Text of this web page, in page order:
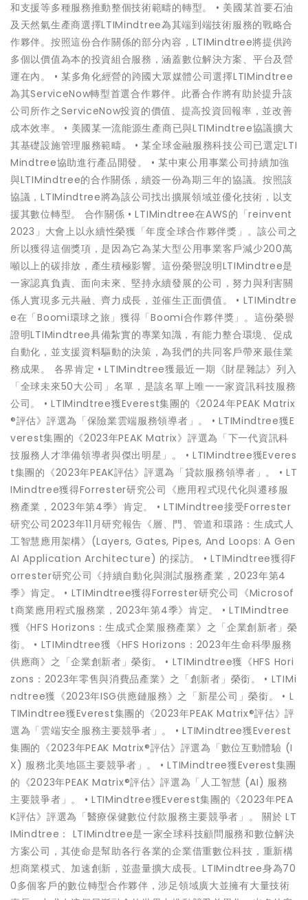
和支援等多種服務推動整個技術範疇的轉型。 • 美國某首要石油
及天然氣生產商選擇LTIMindtree為其端到端技術服務的戰略合
作夥伴。按照這份合作關係的部分內容，LTIMindtree將提供跨
多個以價值為本的投資組合服務，涵蓋數位解決方案、平台及營
運在內。 • 某多角化經營的跨國大眾媒體公司選擇LTIMindtree
為其ServiceNow轉型首選合作夥伴。此番合作將有助於提升該
公司所作之ServiceNow投資的價值、提高投資回報率，並改善
成本效率。 • 美國某一流能源生產商已與LTIMindtree協議擴大
其基礎設施管理服務範疇。 • 某全球金融服務科技公司已選定LTI
Mindtree協助進行產品開發。 • 某中東公用事業公司持續加強
與LTIMindtree的合作關係，續簽一份為期三年的協議。按照該
協議，LTIMindtree將為該公司找出擴展領域並優化技術，以支
援其數位轉型。 合作關係 • LTIMindtree在AWS的「reinvent
2023」大會上以永續性榮獲「年度全球合作夥伴獎」。該公司之
所以獲得這個獎項，是因為它為某大型公用事業客戶減少200萬
噸以上的碳排放，產生積極影響。這份榮譽說明LTIMindtree是
一家認真負責、面向未來、堅持永續發展的公司，努力與利害關
係人實現多元共融、齊力成長，並催生正面價值。 • LTIMindtre
e在「Boomi環球之旅」獲得「Boomi合作夥伴獎」。這份榮譽
證明LTIMindtree具備紮實的專業知識，有能力整合環境、促成
自動化，並支援資料驅動的決策，為我們的共同客戶帶來最佳業
務成果。 各界肯定 • LTIMindtree獲最近一期《財星雜誌》列入
「全球未來50大公司」名單，是該名單上唯一一家資訊科技服務
公司。 • LTIMindtree獲Everest集團的《2024年PEAK Matrix
®評估》評選為「保險業雲端服務領導者」。 • LTIMindtree獲E
verest集團的《2023年PEAK Matrix》評選為「下一代資訊科
技服務人才準備領導者與傑出明星」。 • LTIMindtree獲Everes
t集團的《2023年PEAK評估》評選為「貸款服務領導者」。 • LT
IMindtree獲得Forrester研究公司《應用程式現代化與遷移服
務產業，2023年第4季》肯定。 • LTIMindtree接受Forrester
研究公司2023年11月研究報告《層、門、管道和環路：生成式人
工智慧應用架構》(Layers, Gates, Pipes, And Loops: A Gen
AI Application Architecture) 的採訪。 • LTIMindtree獲得F
orrester研究公司《持續自動化與測試服務產業，2023年第4
季》肯定。 • LTIMindtree獲得Forrester研究公司《Microsof
t商業應用程式服務業，2023年第4季》肯定。 • LTIMindtree
獲《HFS Horizons：生成式企業服務產業》之「企業創新者」榮
銜。 • LTIMindtree獲《HFS Horizons：2023年生命科學服務
供應商》之「企業創新者」榮銜。 • LTIMindtree獲《HFS Hori
zons：2023年零售與消費品產業》之「創新者」榮銜。 • LTIMi
ndtree獲《2023年ISG供應鏈服務》之「新星公司」榮銜。 • L
TIMindtree獲Everest集團的《2023年PEAK Matrix®評估》評
選為「雲端安全服務主要競爭者」。 • LTIMindtree獲Everest
集團的《2023年PEAK Matrix®評估》評選為「數位互動體驗 (I
X) 服務北美地區主要競爭者」。 • LTIMindtree獲Everest集團
的《2023年PEAK Matrix®評估》評選為「人工智慧 (AI) 服務
主要競爭者」。 • LTIMindtree獲Everest集團的《2023年PEA
K評估》評選為「醫療保健數位付款服務主要競爭者」。 關於 LT
IMindtree： LTIMindtree是一家全球科技顧問服務和數位解決
方案公司，其使命是幫助各行各業的企業借重數位科技，重新構
想商業模式、加速創新，並盡量擴大成長。LTIMindtree身為70
0多個客戶的數位轉型合作夥伴，涉足領域廣大並擁有大量技術